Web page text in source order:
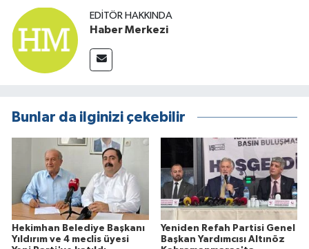
EDITÖR HAKKINDA
Haber Merkezi
Bunlar da ilginizi çekebilir
Hekimhan Belediye Başkanı
Yıldırım ve 4 meclis üyesi
Yeniden Refah Partisi Genel
Başkan Yardımcısı Altınöz